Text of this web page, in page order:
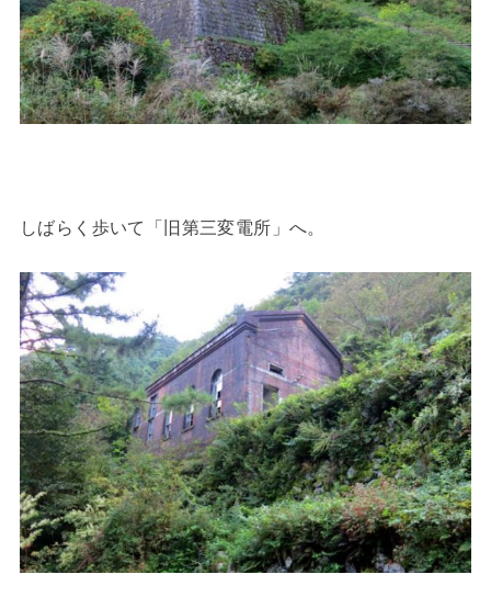
しばらく歩いて「旧第三変電所」へ。